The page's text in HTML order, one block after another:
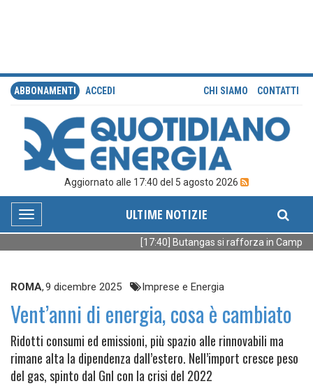
ABBONAMENTI ACCEDI CHI SIAMO CONTATTI
Aggiornato alle 17:40 del 5 agosto 2026
Toggle
navigation
ULTIME NOTIZIE
[17:40] Butangas si rafforza in
ROMA,9 dicembre 2025 Imprese e Energia
Vent’anni di energia, cosa è cambiato
Ridotti consumi ed emissioni, più spazio alle rinnovabili ma
rimane alta la dipendenza dall’estero. Nell’import cresce peso
del gas, spinto dal Gnl con la crisi del 2022